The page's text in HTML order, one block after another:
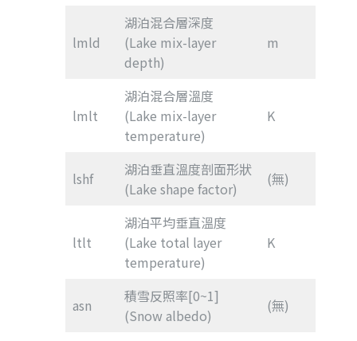
lmld
湖泊混合層深度
(Lake mix-layer
depth)
m
lmlt
湖泊混合層溫度
(Lake mix-layer
temperature)
K
lshf
湖泊垂直溫度剖面形狀
(Lake shape factor)
(無)
ltlt
湖泊平均垂直溫度
(Lake total layer
temperature)
K
asn
積雪反照率[0~1]
(Snow albedo)
(無)